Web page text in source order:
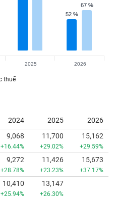
52 %
52 %
67 %
67 %
thuế
2025 2026
2024 2025
2026
9,068
+16.44%
11,700
+29.02%
15,162
+29.59%
9,272
+28.78%
11,426
+23.23%
15,673
+37.17%
10,410
+25.94%
13,147
+26.30%